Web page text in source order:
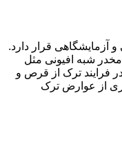
آزمایشگاهی قرار دارد.
مخدر شبه افیونی مثل
فرایند ترک از قرص و
از عوارض ترک